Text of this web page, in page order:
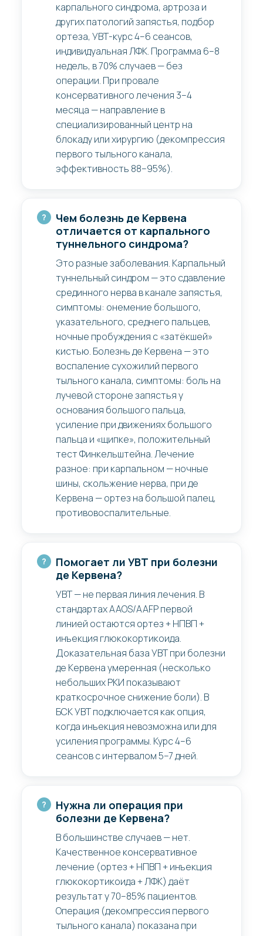
карпального синдрома, артроза и
других патологий запястья, подбор
ортеза, УВТ-курс 4–6 сеансов,
индивидуальная ЛФК. Программа 6–8
недель, в 70% случаев — без
операции. При провале
консервативного лечения 3–4
месяца — направление в
специализированный центр на
блокаду или хирургию (декомпрессия
первого тыльного канала,
эффективность 88–95%).
Чем болезнь де Кервена
отличается от карпального
туннельного синдрома?
Это разные заболевания. Карпальный
туннельный синдром — это сдавление
срединного нерва в канале запястья,
симптомы: онемение большого,
указательного, среднего пальцев,
ночные пробуждения с «затёкшей»
кистью. Болезнь де Кервена — это
воспаление сухожилий первого
тыльного канала, симптомы: боль на
лучевой стороне запястья у
основания большого пальца,
усиление при движениях большого
пальца и «щипке», положительный
тест Финкельштейна. Лечение
разное: при карпальном — ночные
шины, скольжение нерва, при де
Кервена — ортез на большой палец,
противовоспалительные.
Помогает ли УВТ при болезни
де Кервена?
УВТ — не первая линия лечения. В
стандартах AAOS/AAFP первой
линией остаются ортез + НПВП +
инъекция глюкокортикоида.
Доказательная база УВТ при болезни
де Кервена умеренная (несколько
небольших РКИ показывают
краткосрочное снижение боли). В
БСК УВТ подключается как опция,
когда инъекция невозможна или для
усиления программы. Курс 4–6
сеансов с интервалом 5–7 дней.
Нужна ли операция при
болезни де Кервена?
В большинстве случаев — нет.
Качественное консервативное
лечение (ортез + НПВП + инъекция
глюкокортикоида + ЛФК) даёт
результат у 70–85% пациентов.
Операция (декомпрессия первого
тыльного канала) показана при